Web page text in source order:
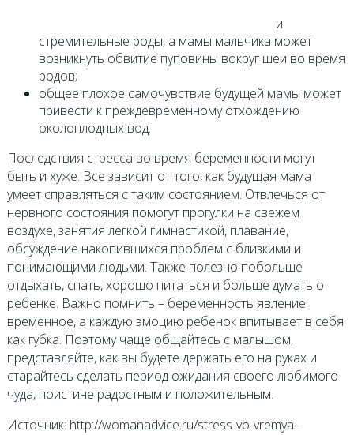
и
стремительные роды, а мамы мальчика может
возникнуть обвитие пуповины вокруг шеи во время
родов;
общее плохое самочувствие будущей мамы может
привести к преждевременному отхождению
околоплодных вод.
Последствия стресса во время беременности могут
быть и хуже. Все зависит от того, как будущая мама
умеет справляться с таким состоянием. Отвлечься от
нервного состояния помогут прогулки на свежем
воздухе, занятия легкой гимнастикой, плавание,
обсуждение накопившихся проблем с близкими и
понимающими людьми. Также полезно побольше
отдыхать, спать, хорошо питаться и больше думать о
ребенке. Важно помнить – беременность явление
временное, а каждую эмоцию ребенок впитывает в себя
как губка. Поэтому чаще общайтесь с малышом,
представляйте, как вы будете держать его на руках и
старайтесь сделать период ожидания своего любимого
чуда, поистине радостным и положительным.
Источник: http://womanadvice.ru/stress-vo-vremya-